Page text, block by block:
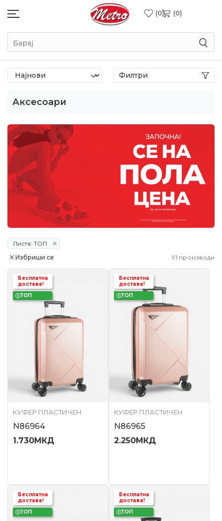
0 0
Барај
Аксесоари
Филтри
Листа: ТОП
91 производи
Избриши се
Бесплатна
достава!
ТОП
КУФЕР ПЛАСТИЧЕН
N86964
1.730МКД
Бесплатна
достава!
ТОП
КУФЕР ПЛАСТИЧЕН
N86965
2.250МКД
Бесплатна
достава!
ТОП
Бесплатна
достава!
ТОП